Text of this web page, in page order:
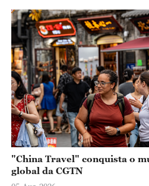
"China Travel" conquista o
global da CGTN